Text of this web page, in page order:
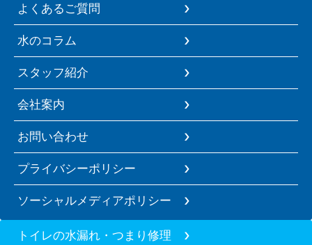
よくあるご質問
水のコラム
スタッフ紹介
会社案内
お問い合わせ
プライバシーポリシー
ソーシャルメディアポリシー
トイレの水漏れ・つまり修理